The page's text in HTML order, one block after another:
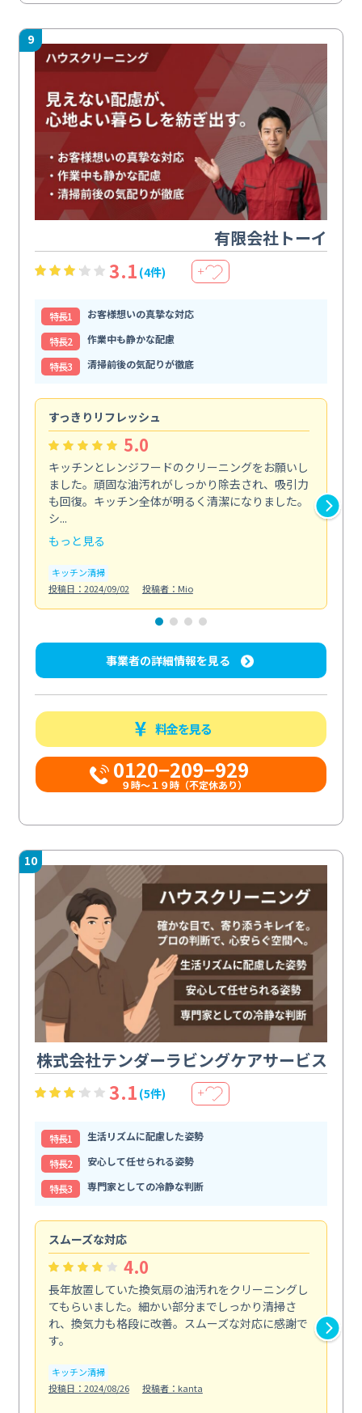
9
有限会社トーイ
3.1 (4件) ＋
特⻑1
お客様想いの真摯な対応
特⻑2
作業中も静かな配慮
特⻑3
清掃前後の気配りが徹底
すっきりリフレッシュ
5.0
キッチンとレンジフードのクリーニングをお願いし
ました。頑固な油汚れがしっかり除去され、吸引力
も回復。キッチン全体が明るく清潔になりました。
シ...
もっと見る
キッチン清掃
投稿日：2024/09/02
投稿者：Mio
事業者の詳細情報を見る
料金を見る
0120−209−929
９時～１９時（不定休あり）
10
株式会社テンダーラビングケアサービス
3.1 (5件) ＋
特⻑1
生活リズムに配慮した姿勢
特⻑2
安心して任せられる姿勢
特⻑3
専門家としての冷静な判断
スムーズな対応
4.0
長年放置していた換気扇の油汚れをクリーニングし
てもらいました。細かい部分までしっかり清掃さ
れ、換気力も格段に改善。スムーズな対応に感謝で
す。
キッチン清掃
投稿日：2024/08/26
投稿者：kanta